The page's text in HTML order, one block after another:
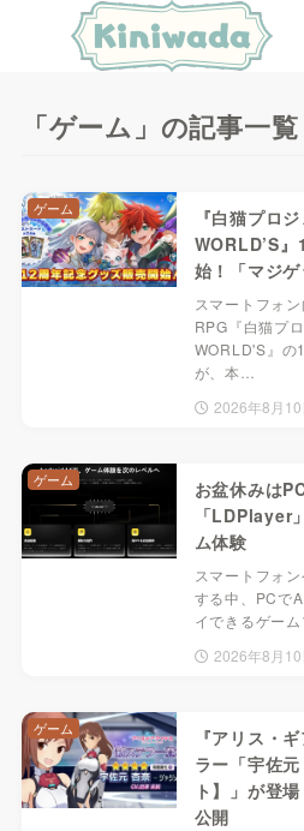
「ゲーム」の記事一覧
『白猫プロ
WORLD’S
始！「マジ
スマートフォ
RPG『白猫プ
WORLD'S』の
が、本…
2026年8月10
ゲーム
お盆休みは
「LDPlayer
ム体験
スマートフォ
する中、PCで
イできるゲー
2026年8月10
ゲーム
『アリス・
ラー「宇佐
ト】」が登
公開
ゲーム